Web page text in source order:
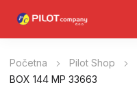
Početna Pilot Shop
BOX 144 MP 33663